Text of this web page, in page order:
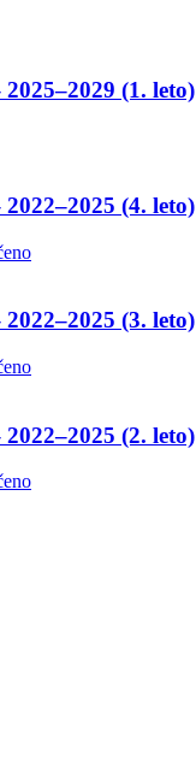
(1. leto)
(4. leto)
(3. leto)
(2. leto)